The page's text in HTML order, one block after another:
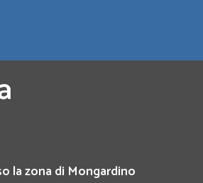
la zona di Mongardino